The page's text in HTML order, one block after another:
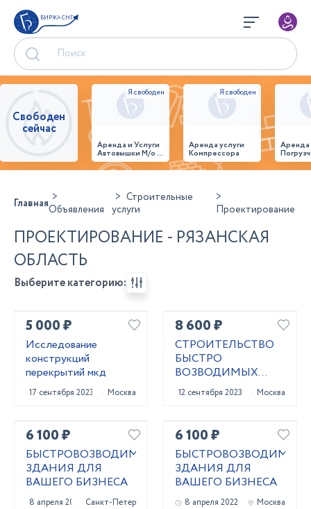
БИРЖА СНГ
Свободен
сейчас
Аренда и Услуги
Автовышки М/о г.
Домодедово
26,28,32 место
Аренда услуги
Компрессора
ГлавнаяОбъявления
Строительные
услуги
Проектирование
ПРОЕКТИРОВАНИЕ - РЯЗАНСКАЯ
ОБЛАСТЬ
Выберите категорию:
5 000 ₽
Исследование
конструкций
перекрытий мкд
17 сентября 2023 Москва
8 600 ₽
СТРОИТЕЛЬСТВО
БЫСТРО
ВОЗВОДИМЫХ
ЗДАНИЙ
12 сентября 2023 Москва
6 100 ₽
БЫСТРОВОЗВОДИМЫЕ
ЗДАНИЯ ДЛЯ
ВАШЕГО БИЗНЕСА
8 апреля 2022 Санкт-Петербург
6 100 ₽
БЫСТРОВОЗВОДИМЫЕ
ЗДАНИЯ ДЛЯ
ВАШЕГО БИЗНЕСА
8 апреля 2022 Москва